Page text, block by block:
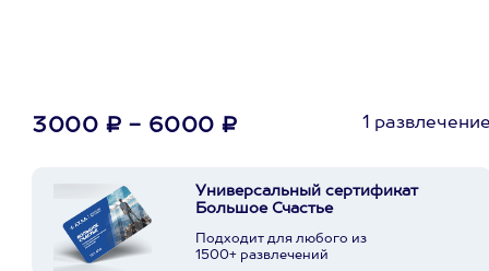
3000 ₽ - 6000 ₽ 1
Универсальный сертификат
Большое Счастье
Подходит для любого из
1500+ развлечений